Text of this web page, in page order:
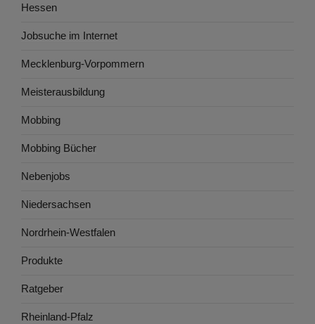
Hessen
Jobsuche im Internet
Mecklenburg-Vorpommern
Meisterausbildung
Mobbing
Mobbing Bücher
Nebenjobs
Niedersachsen
Nordrhein-Westfalen
Produkte
Ratgeber
Rheinland-Pfalz